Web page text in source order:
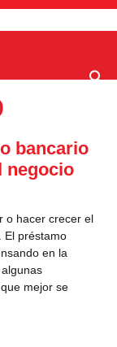
bancario
negocio
o hacer crecer el
El préstamo
en la
mejor se